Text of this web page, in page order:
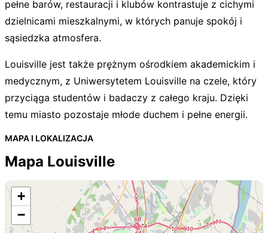
pełne barów, restauracji i klubów kontrastuje z cichymi
dzielnicami mieszkalnymi, w których panuje spokój i
sąsiedzka atmosfera.
Louisville jest także prężnym ośrodkiem akademickim i
medycznym, z Uniwersytetem Louisville na czele, który
przyciąga studentów i badaczy z całego kraju. Dzięki
temu miasto pozostaje młode duchem i pełne energii.
MAPA I LOKALIZACJA
Mapa Louisville
+
−